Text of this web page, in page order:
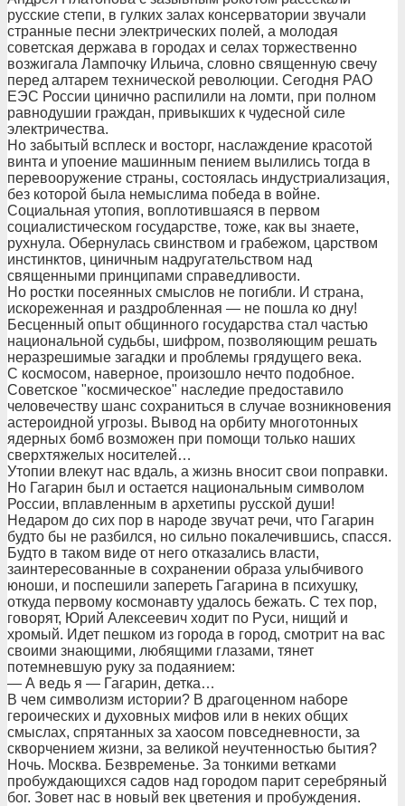
русские степи, в гулких залах консерватории звучали
странные песни электрических полей, а молодая
советская держава в городах и селах торжественно
возжигала Лампочку Ильича, словно священную свечу
перед алтарем технической революции. Сегодня РАО
ЕЭС России цинично распилили на ломти, при полном
равнодушии граждан, привыкших к чудесной силе
электричества.
Но забытый всплеск и восторг, наслаждение красотой
винта и упоение машинным пением вылились тогда в
перевооружение страны, состоялась индустриализация,
без которой была немыслима победа в войне.
Социальная утопия, воплотившаяся в первом
социалистическом государстве, тоже, как вы знаете,
рухнула. Обернулась свинством и грабежом, царством
инстинктов, циничным надругательством над
священными принципами справедливости.
Но ростки посеянных смыслов не погибли. И страна,
искореженная и раздробленная — не пошла ко дну!
Бесценный опыт общинного государства стал частью
национальной судьбы, шифром, позволяющим решать
неразрешимые загадки и проблемы грядущего века.
С космосом, наверное, произошло нечто подобное.
Советское "космическое" наследие предоставило
человечеству шанс сохраниться в случае возникновения
астероидной угрозы. Вывод на орбиту многотонных
ядерных бомб возможен при помощи только наших
сверхтяжелых носителей…
Утопии влекут нас вдаль, а жизнь вносит свои поправки.
Но Гагарин был и остается национальным символом
России, вплавленным в архетипы русской души!
Недаром до сих пор в народе звучат речи, что Гагарин
будто бы не разбился, но сильно покалечившись, спасся.
Будто в таком виде от него отказались власти,
заинтересованные в сохранении образа улыбчивого
юноши, и поспешили запереть Гагарина в психушку,
откуда первому космонавту удалось бежать. С тех пор,
говорят, Юрий Алексеевич ходит по Руси, нищий и
хромый. Идет пешком из города в город, смотрит на вас
своими знающими, любящими глазами, тянет
потемневшую руку за подаянием:
— А ведь я — Гагарин, детка…
В чем символизм истории? В драгоценном наборе
героических и духовных мифов или в неких общих
смыслах, спрятанных за хаосом повседневности, за
скворчением жизни, за великой неучтенностью бытия?
Ночь. Москва. Безвременье. За тонкими ветками
пробуждающихся садов над городом парит серебряный
бог. Зовет нас в новый век цветения и пробуждения.